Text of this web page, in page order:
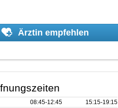
Ärztin empfehlen
08:45‑12:45
15:15‑19:15